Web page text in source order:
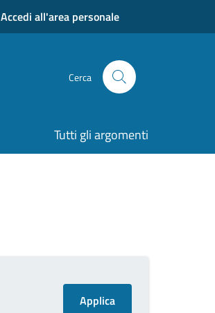
Accedi all'area personale
Cerca
Tutti gli argomenti